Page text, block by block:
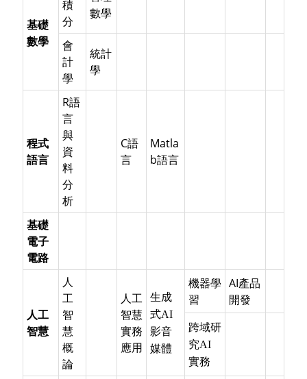
基礎
數學
積
分
數學
會
計
學
統計
學
程式
語言
R語
言
與
資
料
分
析
C語
言
Matla
b語言
基礎
電子
電路
人工
智慧
人
工
智
慧
概
論
人工
智慧
實務
應用
生成
式AI
影音
媒體
機器學
習
AI產品
開發
跨域研
究AI
實務